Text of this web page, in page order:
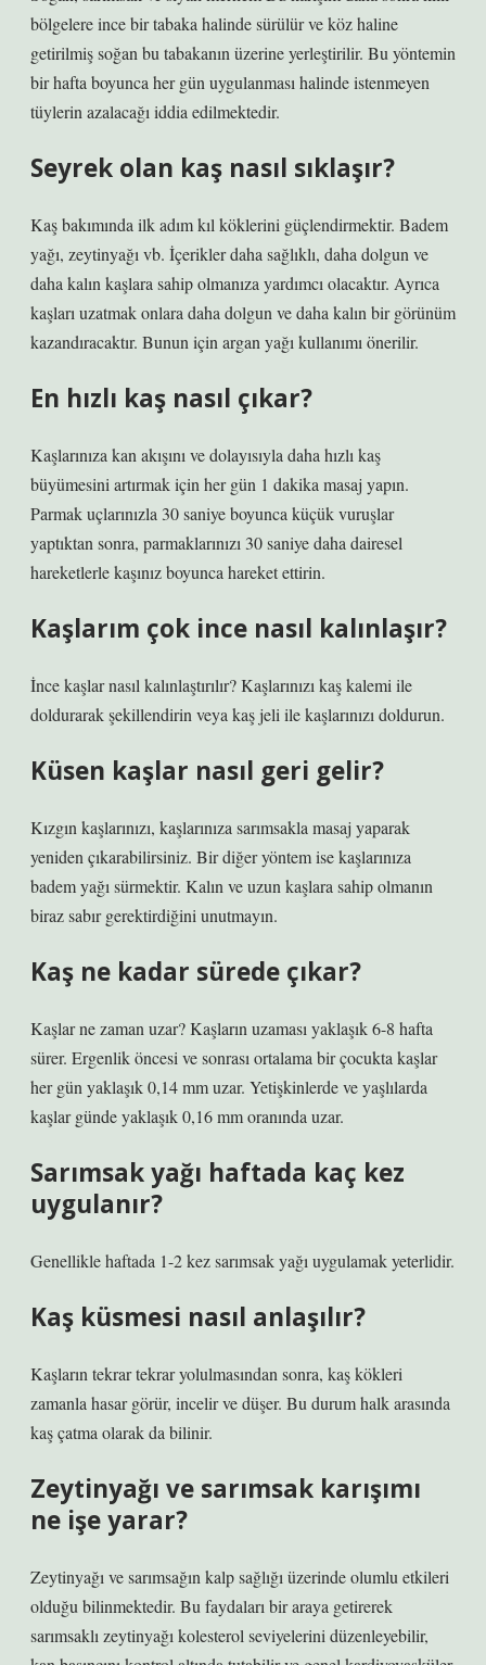
bölgelere ince bir tabaka halinde sürülür ve köz haline
getirilmiş soğan bu tabakanın üzerine yerleştirilir. Bu yöntemin
bir hafta boyunca her gün uygulanması halinde istenmeyen
tüylerin azalacağı iddia edilmektedir.
Seyrek olan kaş nasıl sıklaşır?
Kaş bakımında ilk adım kıl köklerini güçlendirmektir. Badem
yağı, zeytinyağı vb. İçerikler daha sağlıklı, daha dolgun ve
daha kalın kaşlara sahip olmanıza yardımcı olacaktır. Ayrıca
kaşları uzatmak onlara daha dolgun ve daha kalın bir görünüm
kazandıracaktır. Bunun için argan yağı kullanımı önerilir.
En hızlı kaş nasıl çıkar?
Kaşlarınıza kan akışını ve dolayısıyla daha hızlı kaş
büyümesini artırmak için her gün 1 dakika masaj yapın.
Parmak uçlarınızla 30 saniye boyunca küçük vuruşlar
yaptıktan sonra, parmaklarınızı 30 saniye daha dairesel
hareketlerle kaşınız boyunca hareket ettirin.
Kaşlarım çok ince nasıl kalınlaşır?
İnce kaşlar nasıl kalınlaştırılır? Kaşlarınızı kaş kalemi ile
doldurarak şekillendirin veya kaş jeli ile kaşlarınızı doldurun.
Küsen kaşlar nasıl geri gelir?
Kızgın kaşlarınızı, kaşlarınıza sarımsakla masaj yaparak
yeniden çıkarabilirsiniz. Bir diğer yöntem ise kaşlarınıza
badem yağı sürmektir. Kalın ve uzun kaşlara sahip olmanın
biraz sabır gerektirdiğini unutmayın.
Kaş ne kadar sürede çıkar?
Kaşlar ne zaman uzar? Kaşların uzaması yaklaşık 6-8 hafta
sürer. Ergenlik öncesi ve sonrası ortalama bir çocukta kaşlar
her gün yaklaşık 0,14 mm uzar. Yetişkinlerde ve yaşlılarda
kaşlar günde yaklaşık 0,16 mm oranında uzar.
Sarımsak yağı haftada kaç kez
uygulanır?
Genellikle haftada 1-2 kez sarımsak yağı uygulamak yeterlidir.
Kaş küsmesi nasıl anlaşılır?
Kaşların tekrar tekrar yolulmasından sonra, kaş kökleri
zamanla hasar görür, incelir ve düşer. Bu durum halk arasında
kaş çatma olarak da bilinir.
Zeytinyağı ve sarımsak karışımı
ne işe yarar?
Zeytinyağı ve sarımsağın kalp sağlığı üzerinde olumlu etkileri
olduğu bilinmektedir. Bu faydaları bir araya getirerek
sarımsaklı zeytinyağı kolesterol seviyelerini düzenleyebilir,